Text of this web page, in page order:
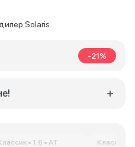
• 1.6 • AT
Классик •
Solaris
-21%